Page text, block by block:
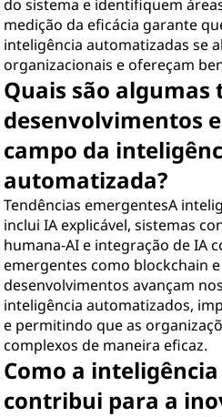
do sistema e identifiquem
medição da eficácia garante
inteligência automatizadas se
organizacionais e ofereçam
Quais são algumas
desenvolvimentos
campo da
automatizada?
Tendências emergentesA
inclui IA explicável, sistemas
humana-AI e integração de IA
emergentes como blockchain e
desenvolvimentos avançam
inteligência automatizados,
e permitindo que as
complexos de maneira eficaz.
Como a
contribui para a